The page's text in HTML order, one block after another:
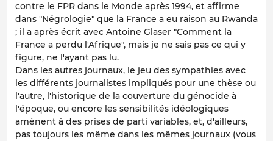
contre le FPR dans le Monde après 1994, et affirme
dans "Négrologie" que la France a eu raison au Rwanda
; il a après écrit avec Antoine Glaser "Comment la
France a perdu l'Afrique", mais je ne sais pas ce qui y
figure, ne l'ayant pas lu.
Dans les autres journaux, le jeu des sympathies avec
les différents journalistes impliqués pour une thèse ou
l'autre, l'historique de la couverture du génocide à
l'époque, ou encore les sensibilités idéologiques
amènent à des prises de parti variables, et, d'ailleurs,
pas toujours les même dans les mêmes journaux (vous